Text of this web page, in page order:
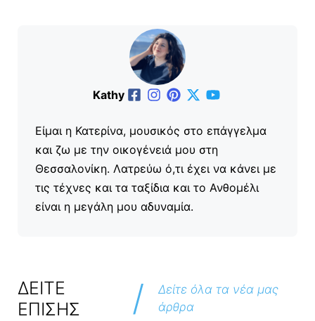
Kathy
Είμαι η Κατερίνα, μουσικός στο επάγγελμα
και ζω με την οικογένειά μου στη
Θεσσαλονίκη. Λατρεύω ό,τι έχει να κάνει με
τις τέχνες και τα ταξίδια και το Ανθομέλι
είναι η μεγάλη μου αδυναμία.
ΔΕΙΤΕ
ΕΠΙΣΗΣ
/
Δείτε όλα τα νέα μας
άρθρα